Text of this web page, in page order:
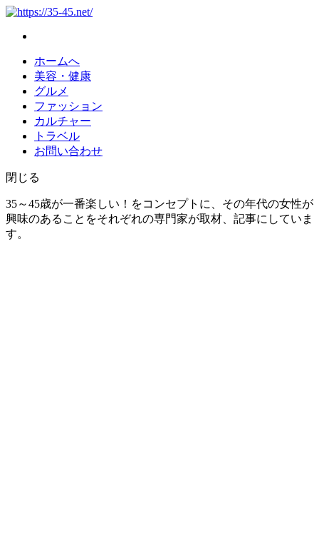
ホームへ
美容・健康
グルメ
ファッション
カルチャー
トラベル
お問い合わせ
閉じる
35～45歳が一番楽しい！をコンセプトに、その年代の女性が
興味のあることをそれぞれの専門家が取材、記事にしていま
す。